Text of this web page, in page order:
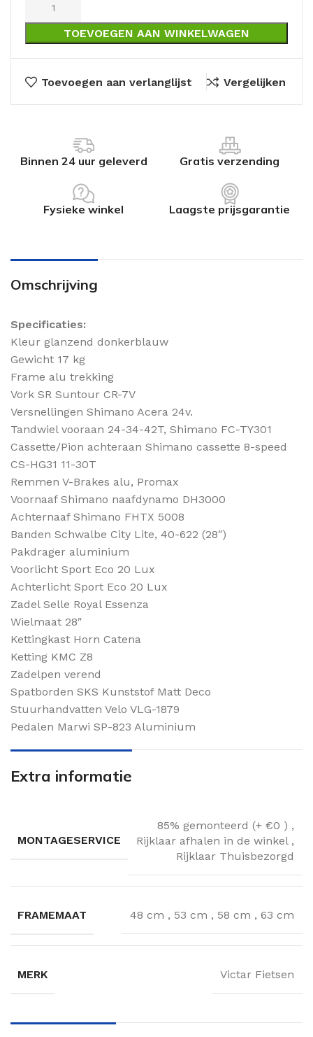
TOEVOEGEN AAN WINKELWAGEN
Toevoegen aan verlanglijst Vergelijken
Binnen 24 uur geleverd Gratis verzending
Fysieke winkel Laagste prijsgarantie
Omschrijving
Specificaties:
Kleur glanzend donkerblauw
Gewicht 17 kg
Frame alu trekking
Vork SR Suntour CR-7V
Versnellingen Shimano Acera 24v.
Tandwiel vooraan 24-34-42T, Shimano FC-TY301
Cassette/Pion achteraan Shimano cassette 8-speed
CS-HG31 11-30T
Remmen V-Brakes alu, Promax
Voornaaf Shimano naafdynamo DH3000
Achternaaf Shimano FHTX 5008
Banden Schwalbe City Lite, 40-622 (28″)
Pakdrager aluminium
Voorlicht Sport Eco 20 Lux
Achterlicht Sport Eco 20 Lux
Zadel Selle Royal Essenza
Wielmaat 28″
Kettingkast Horn Catena
Ketting KMC Z8
Zadelpen verend
Spatborden SKS Kunststof Matt Deco
Stuurhandvatten Velo VLG-1879
Pedalen Marwi SP-823 Aluminium
Extra informatie
MONTAGESERVICE
85% gemonteerd (+ €0 ) ,
Rijklaar afhalen in de winkel ,
Rijklaar Thuisbezorgd
FRAMEMAAT 48 cm , 53 cm , 58 cm , 63 cm
MERK Victar Fietsen